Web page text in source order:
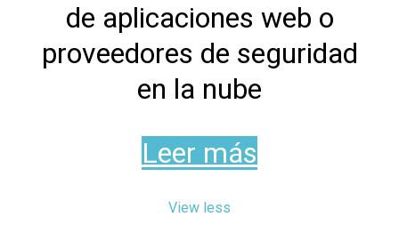
de aplicaciones web o
proveedores de seguridad
en la nube
Leer más
View less